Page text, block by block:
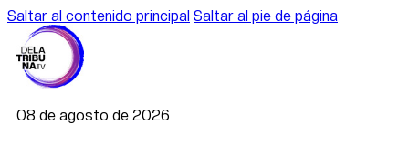
Saltar al contenido principal Saltar al pie de página
08 de agosto de 2026